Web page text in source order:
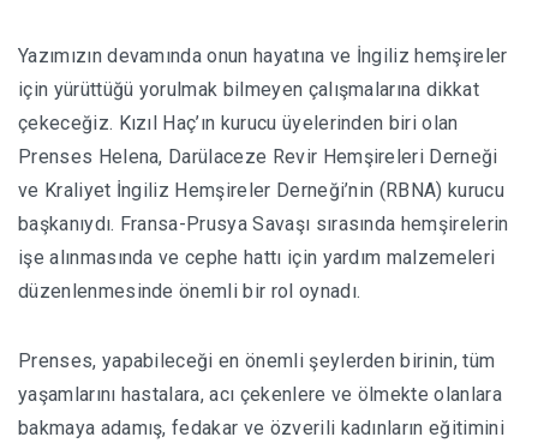
Yazımızın devamında onun hayatına ve İngiliz hemşireler
için yürüttüğü yorulmak bilmeyen çalışmalarına dikkat
çekeceğiz. Kızıl Haç’ın kurucu üyelerinden biri olan
Prenses Helena, Darülaceze Revir Hemşireleri Derneği
ve Kraliyet İngiliz Hemşireler Derneği’nin (RBNA) kurucu
başkanıydı. Fransa-Prusya Savaşı sırasında hemşirelerin
işe alınmasında ve cephe hattı için yardım malzemeleri
düzenlenmesinde önemli bir rol oynadı.
Prenses, yapabileceği en önemli şeylerden birinin, tüm
yaşamlarını hastalara, acı çekenlere ve ölmekte olanlara
bakmaya adamış, fedakar ve özverili kadınların eğitimini